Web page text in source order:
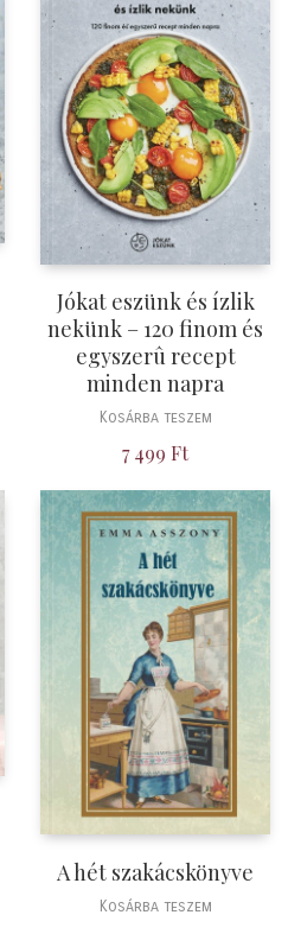
Jókat eszünk és ízlik
nekünk – 120 finom és
egyszerû recept
minden napra
Kosárba teszem
7 499 Ft
A hét szakácskönyve
Kosárba teszem